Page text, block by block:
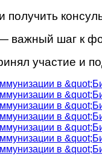
важный шаг к
участие и